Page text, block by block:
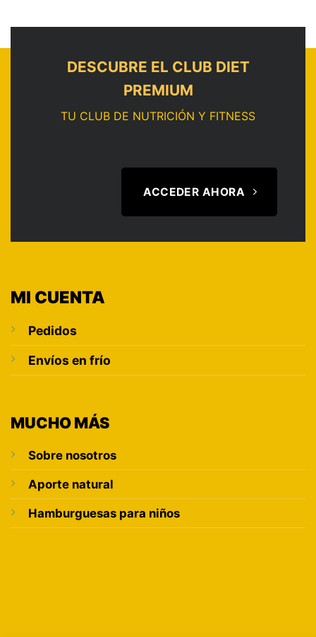
DESCUBRE EL CLUB DIET
PREMIUM
TU CLUB DE NUTRICIÓN Y FITNESS
ACCEDER AHORA
MI CUENTA
Pedidos
Envíos en frío
MUCHO MÁS
Sobre nosotros
Aporte natural
Hamburguesas para niños